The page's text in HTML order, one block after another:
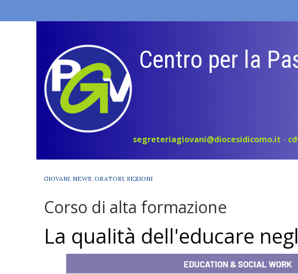
Centro per la
segreteriagiovani@diocesidicomo.it -
GIOVANI NEWS ORATORI SEZIONI
Corso di alta formazione
La qualità dell'educare